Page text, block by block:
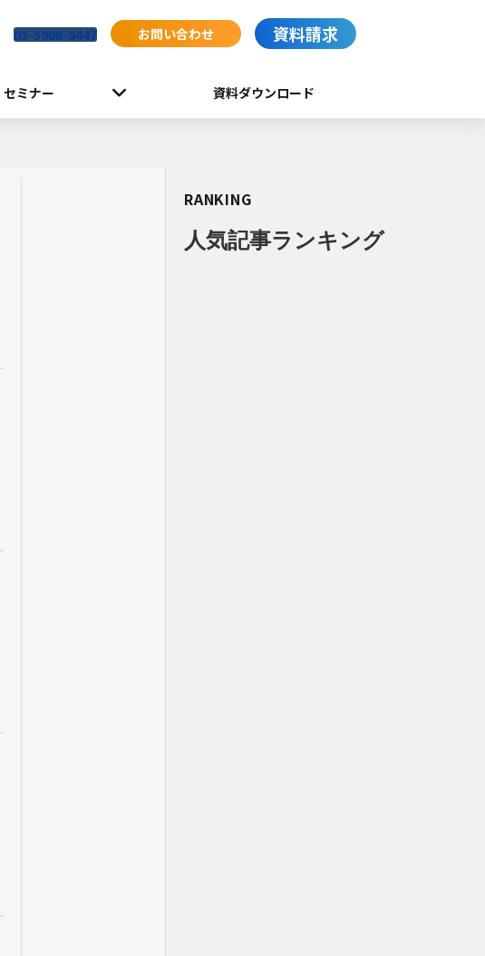
03-5908-8447 お問い合わせ 資料請求
セミナー 資料ダウンロード
RANKING
人気記事ランキング